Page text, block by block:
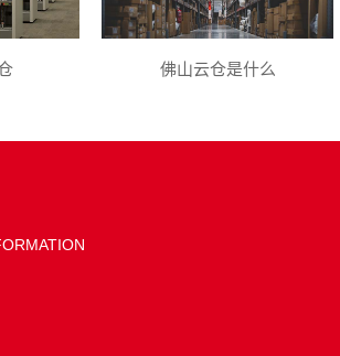
佛山云仓是什么